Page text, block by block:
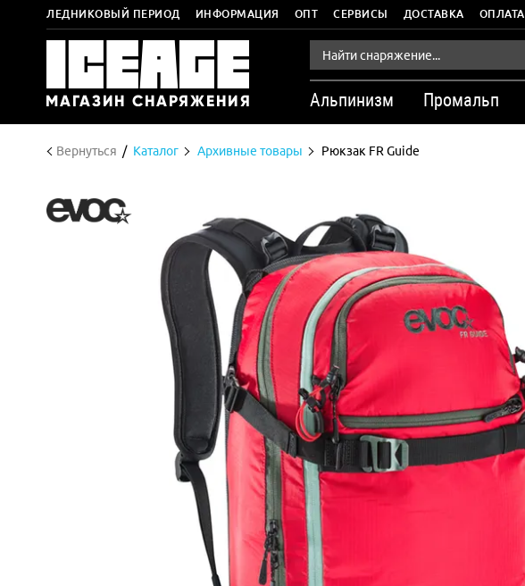
ЛЕДНИКОВЫЙ ПЕРИОД ИНФОРМАЦИЯ ОПТ СЕРВИСЫ ДОСТАВКА ОПЛАТА
Альпинизм Промальп
Вернуться Каталог Архивные товары Рюкзак FR Guide